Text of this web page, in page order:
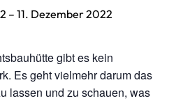
– 11. Dezember 2022
gibt es kein
Es geht vielmehr darum das
lassen und zu schauen, was